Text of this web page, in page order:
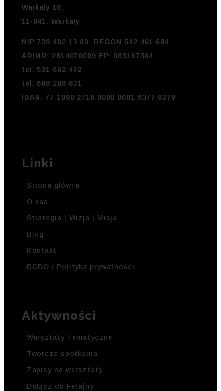
Warkały 18,
11-041, Warkały
NIP 739 402 19 89 REGON 542 461 684
ARiMR: 2814070009 EP: 083167304
tel: 531 662 432
tel: 698 288 801
IBAN: 77 1090 2718 0000 0001 6377 8279
Linki
Strona główna
O nas
Strategia | Wizja | Misja
Blog
Kontakt
RODO / Polityka prywatności
Aktywności
Warsztaty Tematyczne
Twórcze spotkania
Zapisy na warsztaty
Dołącz do Ferajny